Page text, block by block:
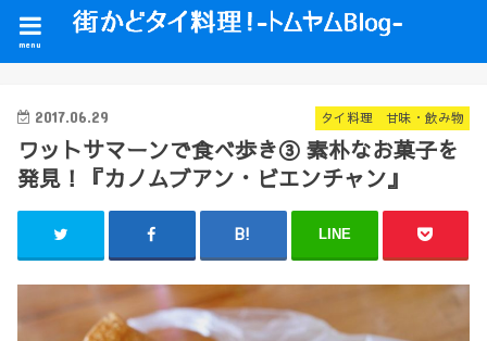
menu
タイ料理 甘味・飲み物
2017.06.29
ワットサマーンで食べ歩き③ 素朴なお菓子を
発見！『カノムブアン・ビエンチャン』
LINE